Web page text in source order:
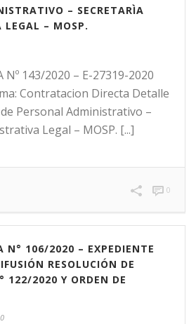
– SECRETARÌA
– MOSP.
Nº 143/2020 – E-27319-2020
Contratacion Directa Detalle
Personal Administrativo –
Legal – MOSP. [...]
0
N° 106/2020 – EXPEDIENTE
RESOLUCIÓN DE
122/2020 Y ORDEN DE